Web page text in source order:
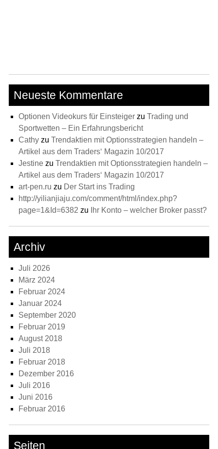
Neueste Kommentare
Optionen Videokurs für Einsteigerzu Trading und
Sportwetten – Ein Erfahrungsbericht
Cathyzu Trendaktien mit Optionsstrategien handeln –
Artikel aus dem Traders‘ Magazin 10/2017
Jestinezu Trendaktien mit Optionsstrategien handeln –
Artikel aus dem Traders‘ Magazin 10/2017
art-pen.ru zu Der Start ins Trading
http://yilianjiaju.com/comment/html/index.php?
page=1&Id=6382 zu Ihr Konto – welcher Broker passt?
Archiv
Juli 2026
März 2024
Februar 2024
Januar 2024
September 2020
Februar 2019
August 2018
Juli 2018
Februar 2018
Dezember 2016
Juli 2016
Juni 2016
Februar 2016
Seiten